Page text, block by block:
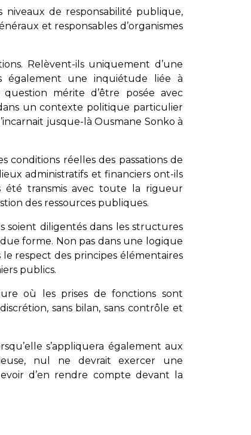
niveaux de responsabilité publique,
et responsables d’organismes
Relèvent-ils uniquement d’une
également une inquiétude liée à
mérite d’être posée avec
un contexte politique particulier
jusque-là Ousmane Sonko à
conditions réelles des passations de
administratifs et financiers ont-ils
été transmis avec toute la rigueur
des ressources publiques.
soient diligentés dans les structures
forme. Non pas dans une logique
respect des principes élémentaires
publics.
où les prises de fonctions sont
sans bilan, sans contrôle et
s’appliquera également aux
nul ne devrait exercer une
d’en rendre compte devant la